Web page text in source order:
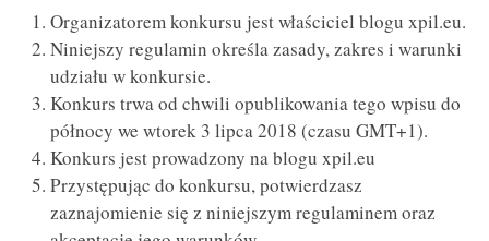
Organizatorem konkursu jest właściciel blogu xpil.eu.
Niniejszy regulamin określa zasady, zakres i warunki
udziału w konkursie.
Konkurs trwa od chwili opublikowania tego wpisu do
północy we wtorek 3 lipca 2018 (czasu GMT+1).
Konkurs jest prowadzony na blogu xpil.eu
Przystępując do konkursu, potwierdzasz
zaznajomienie się z niniejszym regulaminem oraz